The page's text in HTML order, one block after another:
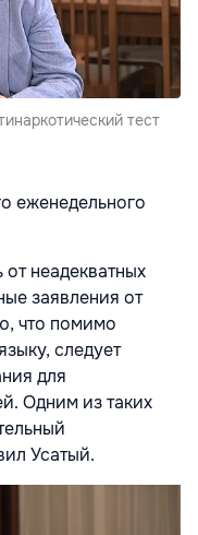
тест
еженедельного
неадекватных
заявления от
что помимо
следует
для
Одним из таких
Усатый.